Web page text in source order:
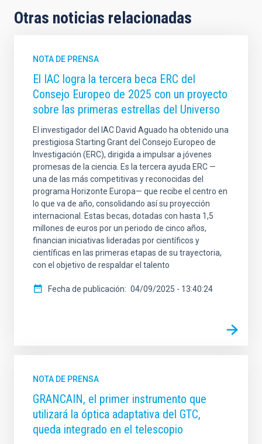
Otras noticias relacionadas
NOTA DE PRENSA
El IAC logra la tercera beca ERC del
Consejo Europeo de 2025 con un proyecto
sobre las primeras estrellas del Universo
El investigador del IAC David Aguado ha obtenido una
prestigiosa Starting Grant del Consejo Europeo de
Investigación (ERC), dirigida a impulsar a jóvenes
promesas de la ciencia. Es la tercera ayuda ERC —
una de las más competitivas y reconocidas del
programa Horizonte Europa— que recibe el centro en
lo que va de año, consolidando así su proyección
internacional. Estas becas, dotadas con hasta 1,5
millones de euros por un periodo de cinco años,
financian iniciativas lideradas por científicos y
científicas en las primeras etapas de su trayectoria,
con el objetivo de respaldar el talento
Fecha de publicación 04/09/2025 - 13:40:24
NOTA DE PRENSA
GRANCAIN, el primer instrumento que
utilizará la óptica adaptativa del GTC,
queda integrado en el telescopio